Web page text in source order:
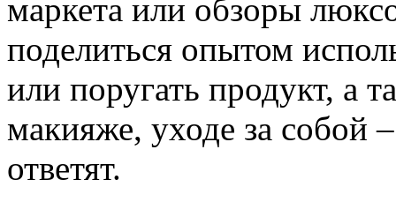
маркета или обзоры
поделиться опытом
или поругать продукт, а
макияже, уходе за собой
ответят.